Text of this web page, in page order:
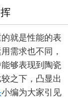
就是性能的表
需求也不同，
够表现到陶瓷
之下，凸显出
小编为大家引见